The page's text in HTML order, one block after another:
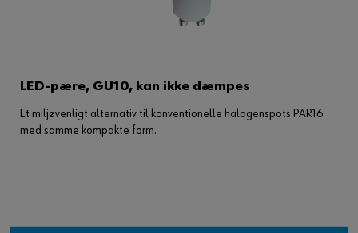
LED-pære, GU10, kan ikke dæmpes
Et miljøvenligt alternativ til konventionelle halogenspots PAR16
med samme kompakte form.